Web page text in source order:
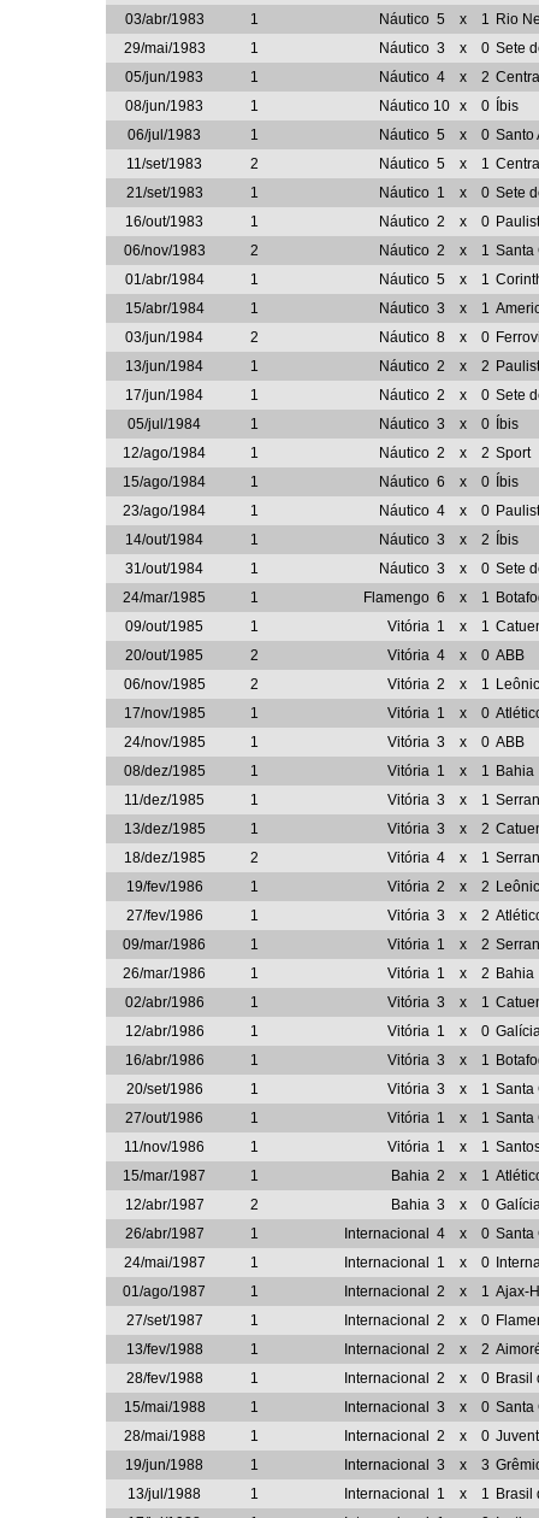
03/abr/1983
1 Náutico 5 x 1 Rio
29/mai/1983
1 Náutico 3 x 0 Sete
05/jun/1983
1 Náutico 4 x 2
08/jun/1983
1 Náutico 10 x 0
Íbis
06/jul/1983
1 Náutico 5 x 0 Santo
11/set/1983
2 Náutico 5 x 1
21/set/1983
1 Náutico 1 x 0 Sete
16/out/1983
1 Náutico 2 x 0
06/nov/1983
2 Náutico 2 x 1 Santa
01/abr/1984
1 Náutico 5 x 1
15/abr/1984
1 Náutico 3 x 1
03/jun/1984
2 Náutico 8 x 0
13/jun/1984
1 Náutico 2 x 2
17/jun/1984
1 Náutico 2 x 0 Sete
05/jul/1984
1 Náutico 3 x 0
Íbis
12/ago/1984
1 Náutico 2 x 2 Sport
15/ago/1984
1 Náutico 6 x 0
Íbis
23/ago/1984
1 Náutico 4 x 0
14/out/1984
1 Náutico 3 x 2
Íbis
31/out/1984
1 Náutico 3 x 0 Sete
24/mar/1985
1 Flamengo 6 x 1
09/out/1985
1 Vitória 1 x 1
20/out/1985
2 Vitória 4 x 0 ABB
06/nov/1985
2 Vitória 2 x 1
17/nov/1985
1 Vitória 1 x 0
24/nov/1985
1 Vitória 3 x 0 ABB
08/dez/1985
1 Vitória 1 x 1 Bahia
11/dez/1985
1 Vitória 3 x 1
13/dez/1985
1 Vitória 3 x 2
18/dez/1985
2 Vitória 4 x 1
19/fev/1986
1 Vitória 2 x 2
27/fev/1986
1 Vitória 3 x 2
09/mar/1986
1 Vitória 1 x 2
26/mar/1986
1 Vitória 1 x 2 Bahia
02/abr/1986
1 Vitória 3 x 1
12/abr/1986
1 Vitória 1 x 0
16/abr/1986
1 Vitória 3 x 1
20/set/1986
1 Vitória 3 x 1 Santa
27/out/1986
1 Vitória 1 x 1 Santa
11/nov/1986
1 Vitória 1 x 1
15/mar/1987
1 Bahia 2 x 1
12/abr/1987
2 Bahia 3 x 0
26/abr/1987
1 Internacional 4 x 0 Santa
24/mai/1987
1 Internacional 1 x 0
01/ago/1987
1 Internacional 2 x 1 Ajax-
27/set/1987
1 Internacional 2 x 0
13/fev/1988
1 Internacional 2 x 2
28/fev/1988
1 Internacional 2 x 0 Brasil
15/mai/1988
1 Internacional 3 x 0 Santa
28/mai/1988
1 Internacional 2 x 0
19/jun/1988
1 Internacional 3 x 3
13/jul/1988
1 Internacional 1 x 1 Brasil